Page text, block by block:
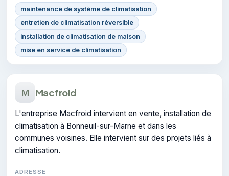
maintenance de système de climatisation
entretien de climatisation réversible
installation de climatisation de maison
mise en service de climatisation
M Macfroid
L'entreprise Macfroid intervient en vente, installation de
climatisation à Bonneuil-sur-Marne et dans les
communes voisines. Elle intervient sur des projets liés à
climatisation.
ADRESSE